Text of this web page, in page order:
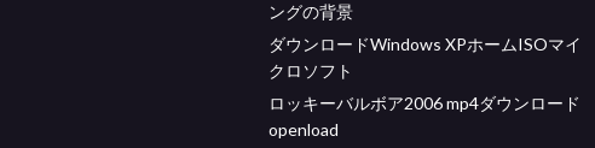
ングの背景
ダウンロードWindows XPホームISOマイ
クロソフト
ロッキーバルボア2006 mp4ダウンロード
openload